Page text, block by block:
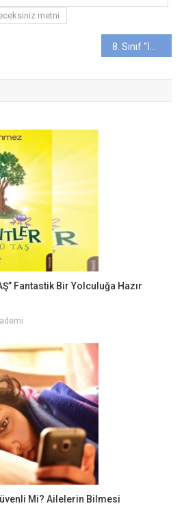
metni
Fantastik Bir Yolculuğa Hazır
Mi? Ailelerin Bilmesi